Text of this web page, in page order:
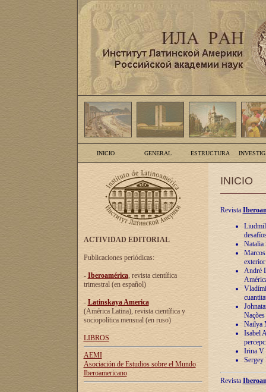
INICIO GENERAL ESTRUCTURA
ACTIVIDAD EDITORIAL
Publicaciones periódicas:
- Iberoamérica, revista científica
trimestral (en español)
- Latinskaya America
(América Latina), revista científica y
sociopolítica mensual (en ruso)
LIBROS
AEMI
Asociación de Estudios sobre el Mundo
Iberoamericano
INICIO
Revista
Natalia
André
Nailya
Isabel
Irina V.
Sergey
Revista